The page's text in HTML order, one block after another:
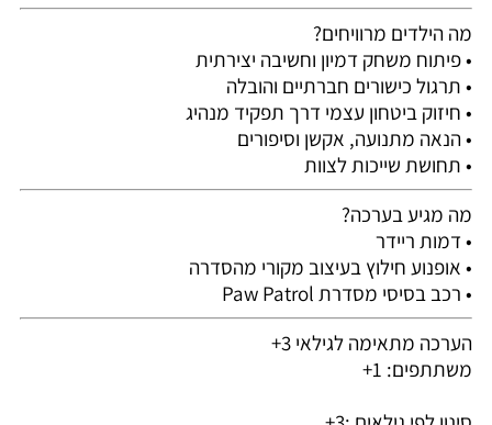
מה הילדים מרוויחים?
• פיתוח משחק דמיון וחשיבה יצירתית
• תרגול כישורים חברתיים והובלה
• חיזוק ביטחון עצמי דרך תפקיד מנהיג
• הנאה מתנועה, אקשן וסיפורים
• תחושת שייכות לצוות
מה מגיע בערכה?
• דמות ריידר
• אופנוע חילוץ בעיצוב מקורי מהסדרה
• רכב בסיסי מסדרת Paw Patrol
הערכה מתאימה לגילאי 3+
משתתפים: 1+